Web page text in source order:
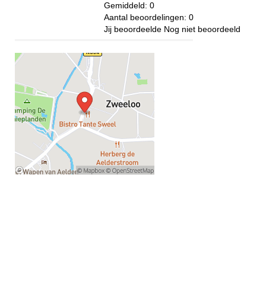
Gemiddeld: 0
Aantal beoordelingen: 0
Jij beoordeelde Nog niet beoordeeld